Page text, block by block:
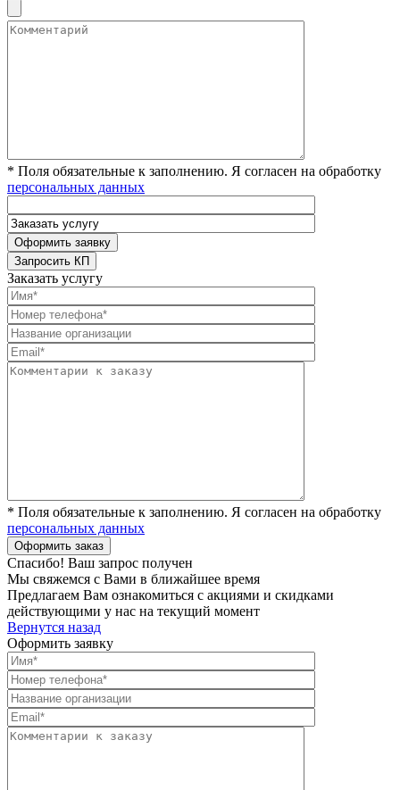
* Поля обязательные к заполнению. Я согласен на обработку
персональных данных
Заказать услугу
* Поля обязательные к заполнению. Я согласен на обработку
персональных данных
Спасибо! Ваш запрос получен
Мы свяжемся с Вами в ближайшее время
Предлагаем Вам ознакомиться с акциями и скидками
действующими у нас на текущий момент
Вернутся назад
Оформить заявку